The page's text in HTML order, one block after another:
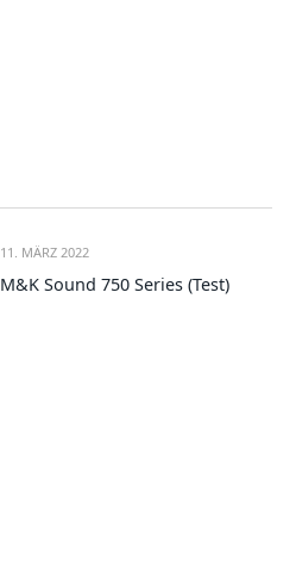
11. MÄRZ 2022
M&K Sound 750 Series (Test)